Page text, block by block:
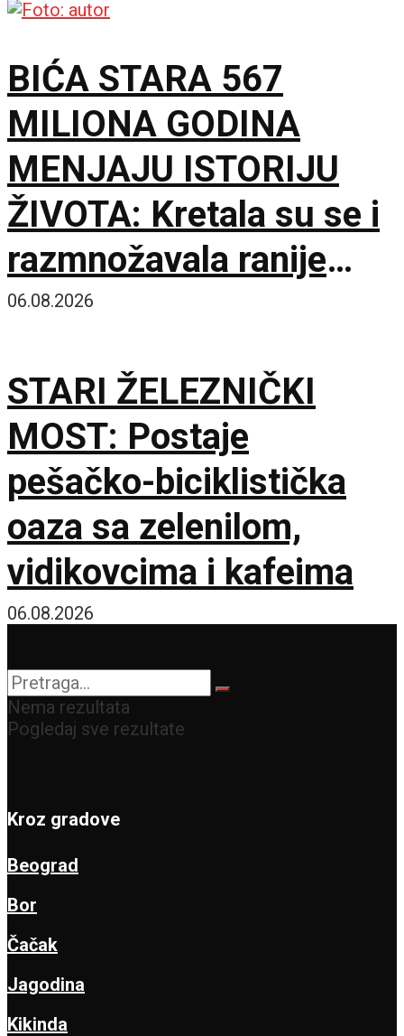
BIĆA STARA 567
MILIONA GODINA
MENJAJU ISTORIJU
ŽIVOTA: Kretala su se i
razmnožavala ranije
nego što se mislilo
06.08.2026
STARI ŽELEZNIČKI
MOST: Postaje
pešačko-biciklistička
oaza sa zelenilom,
vidikovcima i kafeima
06.08.2026
Nema rezultata
Pogledaj sve rezultate
Kroz gradove
Beograd
Bor
Čačak
Jagodina
Kikinda